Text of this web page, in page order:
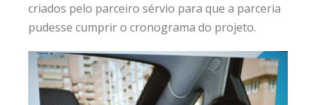
criados pelo parceiro sérvio para que a parceria
pudesse cumprir o cronograma do projeto.